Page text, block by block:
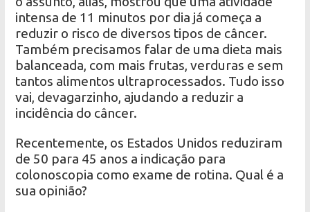
intensa de 11 minutos por dia já começa a
reduzir o risco de diversos tipos de câncer.
Também precisamos falar de uma dieta mais
balanceada, com mais frutas, verduras e sem
tantos alimentos ultraprocessados. Tudo isso
vai, devagarzinho, ajudando a reduzir a
incidência do câncer.
Recentemente, os Estados Unidos reduziram
de 50 para 45 anos a indicação para
colonoscopia como exame de rotina. Qual é a
sua opinião?